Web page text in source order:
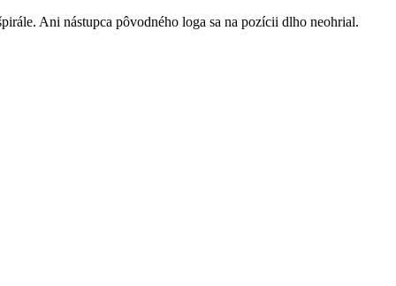
Ani nástupca pôvodného loga sa na pozícii dlho neohrial.